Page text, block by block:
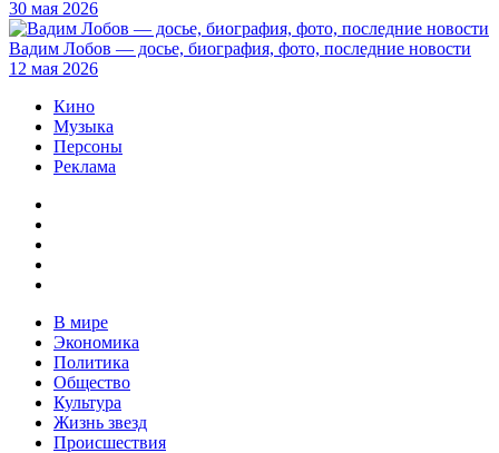
30 мая 2026
Вадим Лобов — досье, биография, фото, последние новости
12 мая 2026
Кино
Музыка
Персоны
Реклама
В мире
Экономика
Политика
Общество
Культура
Жизнь звезд
Происшествия